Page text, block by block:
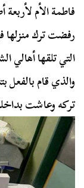
رفضت ترك منزلها
التي تلقها أهالي
والذي قام بالفعل
تركه وعاشت